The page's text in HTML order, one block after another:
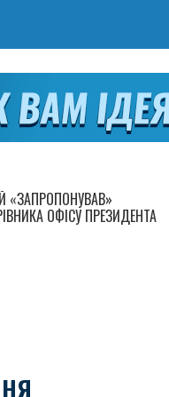
«ЗАПРОПОНУВАВ»
ОФІСУ ПРЕЗИДЕНТА